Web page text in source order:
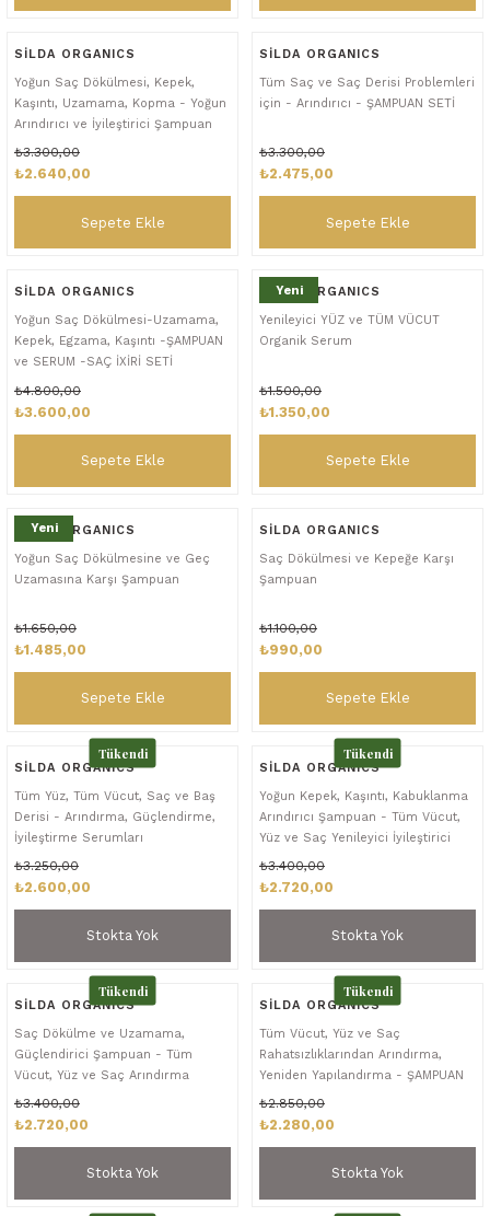
SİLDA ORGANICS
Yoğun Saç Dökülmesi, Kepek,
Kaşıntı, Uzamama, Kopma - Yoğun
Arındırıcı ve İyileştirici Şampuan
₺3.300,00
₺2.640,00
Sepete Ekle
SİLDA ORGANICS
Tüm Saç ve Saç Derisi Problemleri
için - Arındırıcı - ŞAMPUAN SETİ
₺3.300,00
₺2.475,00
Sepete Ekle
SİLDA ORGANICS
Yoğun Saç Dökülmesi-Uzamama,
Kepek, Egzama, Kaşıntı -ŞAMPUAN
ve SERUM -SAÇ İXİRİ SETİ
₺4.800,00
₺3.600,00
Sepete Ekle
Yeni
SİLDA ORGANICS
Yenileyici YÜZ ve TÜM VÜCUT
Organik Serum
₺1.500,00
₺1.350,00
Sepete Ekle
Yeni
SİLDA ORGANICS
Yoğun Saç Dökülmesine ve Geç
Uzamasına Karşı Şampuan
₺1.650,00
₺1.485,00
Sepete Ekle
SİLDA ORGANICS
Saç Dökülmesi ve Kepeğe Karşı
Şampuan
₺1.100,00
₺990,00
Sepete Ekle
Tükendi
SİLDA ORGANICS
Tüm Yüz, Tüm Vücut, Saç ve Baş
Derisi - Arındırma, Güçlendirme,
İyileştirme Serumları
₺3.250,00
₺2.600,00
Stokta Yok
Tükendi
SİLDA ORGANICS
Yoğun Kepek, Kaşıntı, Kabuklanma
Arındırıcı Şampuan - Tüm Vücut,
Yüz ve Saç Yenileyici İyileştirici
Serum
₺3.400,00
₺2.720,00
Stokta Yok
Tükendi
SİLDA ORGANICS
Saç Dökülme ve Uzamama,
Güçlendirici Şampuan - Tüm
Vücut, Yüz ve Saç Arındırma
Serumu
₺3.400,00
₺2.720,00
Stokta Yok
Tükendi
SİLDA ORGANICS
Tüm Vücut, Yüz ve Saç
Rahatsızlıklarından Arındırma,
Yeniden Yapılandırma - ŞAMPUAN
ve SERUM SETİ
₺2.850,00
₺2.280,00
Stokta Yok